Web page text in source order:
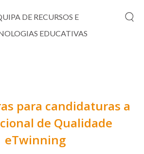
DE RECURSOS E
EDUCATIVAS
para candidaturas a
de Qualidade
eTwinning